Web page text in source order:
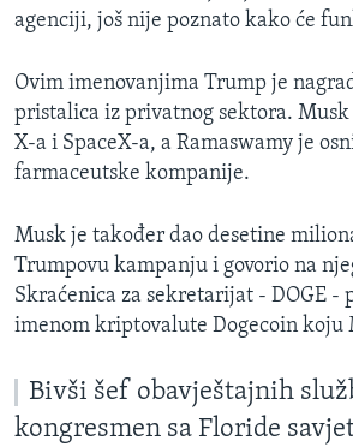
agenciji, još nije poznato kako će
Ovim imenovanjima Trump je
pristalica iz privatnog sektora. Musk
X-a i SpaceX-a, a Ramaswamy je
farmaceutske kompanije.
Musk je također dao desetine
Trumpovu kampanju i govorio na
Skraćenica za sekretarijat - DOGE -
imenom kriptovalute Dogecoin koju
Bivši šef obavještajnih
kongresmen sa Floride